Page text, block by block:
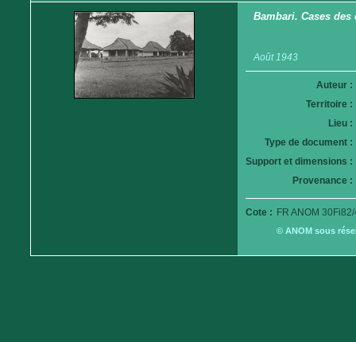
Bambari. Cases
Août 1943
Auteur :
Territoire :
Lieu :
Type de document :
Support et dimensions :
Provenance :
Cote : FR ANOM
© ANOM sous